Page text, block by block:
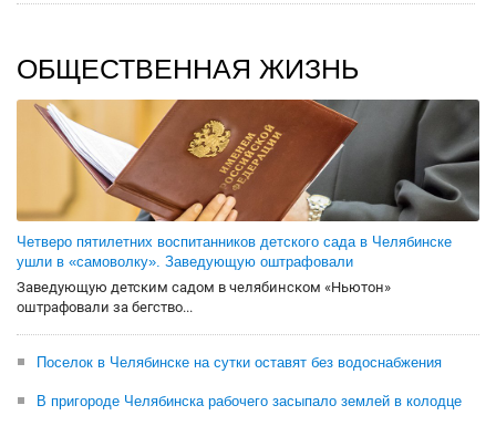
ОБЩЕСТВЕННАЯ ЖИЗНЬ
Четверо пятилетних воспитанников детского сада в Челябинске
ушли в «самоволку». Заведующую оштрафовали
Заведующую детским садом в челябинском «Ньютон»
оштрафовали за бегство...
Поселок в Челябинске на сутки оставят без водоснабжения
В пригороде Челябинска рабочего засыпало землей в колодце